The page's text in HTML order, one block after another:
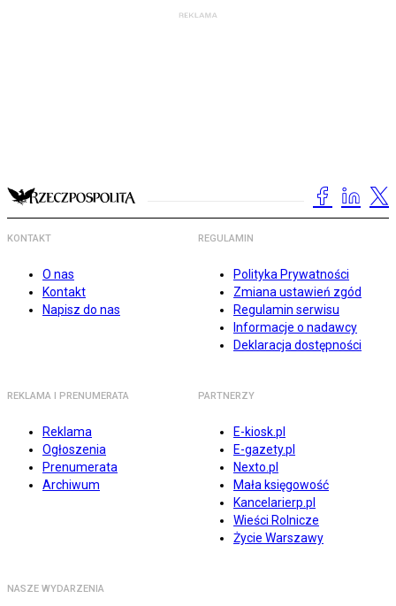
KONTAKT
O nas
Kontakt
Napisz do nas
REGULAMIN
Polityka Prywatności
Zmiana ustawień zgód
Regulamin serwisu
Informacje o nadawcy
Deklaracja dostępności
REKLAMA I PRENUMERATA
Reklama
Ogłoszenia
Prenumerata
Archiwum
PARTNERZY
E-kiosk.pl
E-gazety.pl
Nexto.pl
Mała księgowość
Kancelarierp.pl
Wieści Rolnicze
Życie Warszawy
NASZE WYDARZENIA